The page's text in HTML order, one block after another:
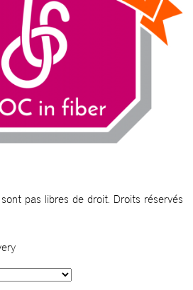
pas libres de droit. Droits réservés